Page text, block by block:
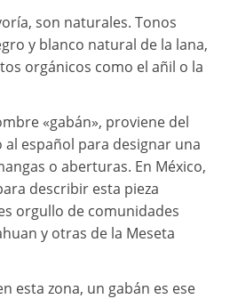
son naturales. Tonos
y blanco natural de la lana,
orgánicos como el añil o la
«gabán», proviene del
al español para designar una
o aberturas. En México,
describir esta pieza
orgullo de comunidades
y otras de la Meseta
esta zona, un gabán es ese